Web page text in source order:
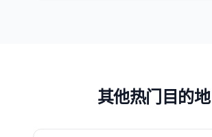
其他热门目的地